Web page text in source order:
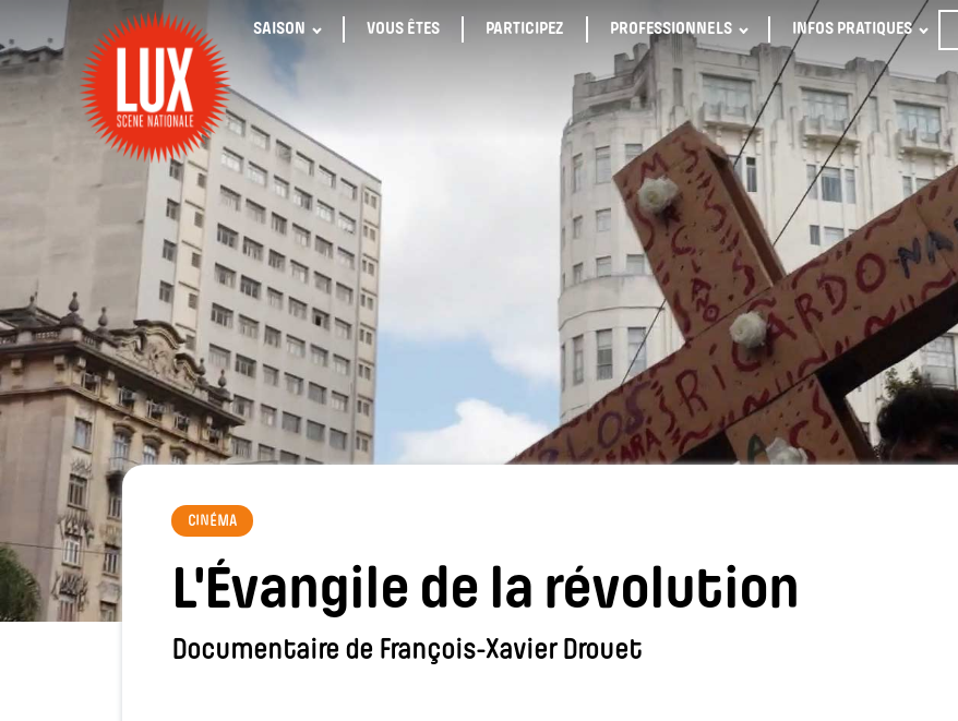
SAISON VOUS ÊTES PARTICIPEZ PROFESSIONNELS INFOS PRATIQUES
CINÉMA
L'Évangile de la révolution
Documentaire de François-Xavier Drouet